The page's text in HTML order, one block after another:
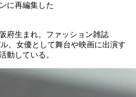
に再編集した
府生まれ。ファッション雑誌
ル。女優として舞台や映画に出演す
動している。